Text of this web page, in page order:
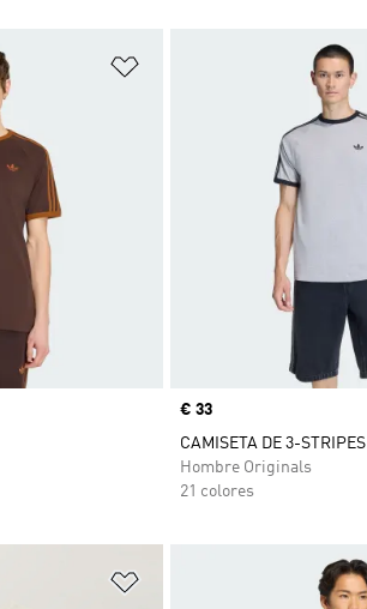
Añadir a la lista de deseos
Precio
€ 33
CAMISETA DE 3-STRIPES
Hombre Originals
21 colores
Añadir a la lista de deseos